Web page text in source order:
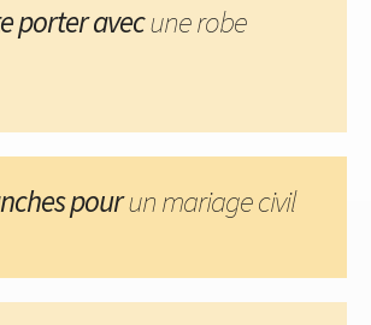
porter avecune robe
pourun mariage civil